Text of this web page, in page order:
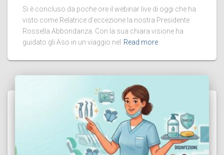
Si è concluso da poche ore il webinar live di oggi che ha
visto come Relatrice d’eccezione la nostra Presidente
Rossella Abbondanza. Con la sua chiara visione ha
guidato gli Aso in un viaggio nel Read more